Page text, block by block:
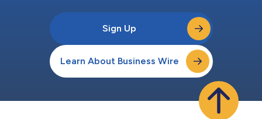
Sign Up
Learn About Business Wire